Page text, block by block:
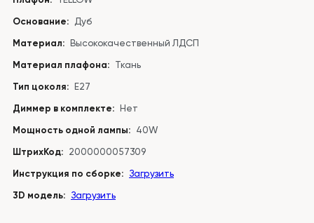
Основание: Дуб
Материал: Высококачественный ЛДСП
Материал плафона: Ткань
Тип цоколя: E27
Диммер в комплекте: Нет
Мощность одной лампы: 40W
ШтрихКод: 2000000057309
Инструкция по сборке: Загрузить
3D модель: Загрузить